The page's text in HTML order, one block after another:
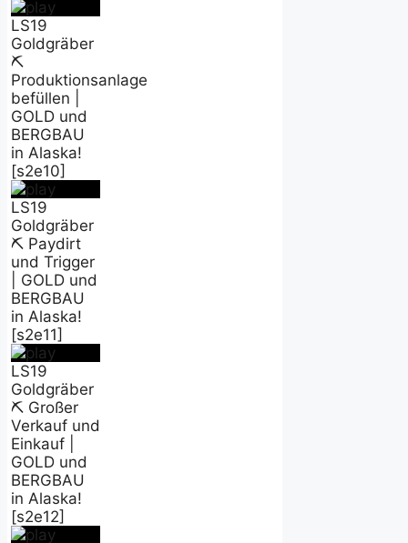
LS19
Goldgräber
⛏️
Produktionsanlage
befüllen |
GOLD und
BERGBAU
in Alaska!
[s2e10]
LS19
Goldgräber
⛏️ Paydirt
und Trigger
| GOLD und
BERGBAU
in Alaska!
[s2e11]
LS19
Goldgräber
⛏️ Großer
Verkauf und
Einkauf |
GOLD und
BERGBAU
in Alaska!
[s2e12]